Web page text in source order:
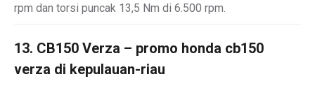
rpm dan torsi puncak 13,5 Nm di 6.500 rpm.
13. CB150 Verza – promo honda cb150
verza di kepulauan-riau